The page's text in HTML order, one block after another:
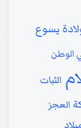
يسوع
الوطن
الثبات
العجز